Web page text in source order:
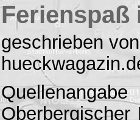
Ferienspaß
geschrieben
Oberbergischer